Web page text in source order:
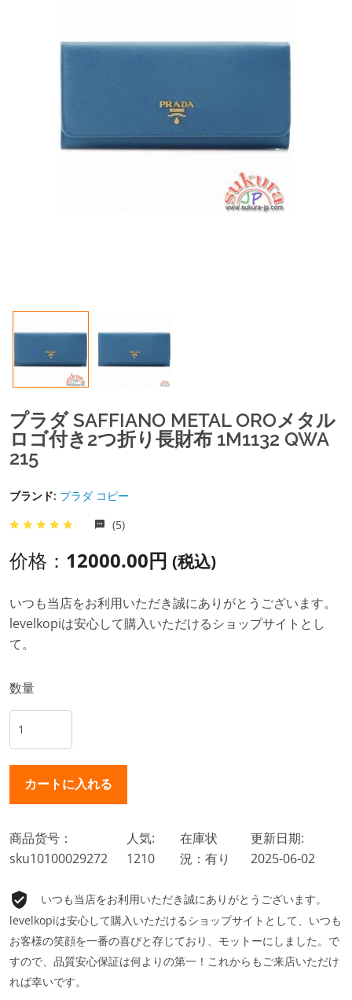
プラダ SAFFIANO METAL OROメタル
ロゴ付き2つ折り長財布 1M1132 QWA
215
ブランド: プラダ コピー
(5)
价格： 12000.00円 (税込)
いつも当店をお利用いただき誠にありがとうございます。
levelkopiは安心して購入いただけるショップサイトとし
て。
数量
商品货号：
sku10100029272
人気:
1210
在庫状
況：有り
更新日期:
2025-06-02
いつも当店をお利用いただき誠にありがとうございます。
levelkopiは安心して購入いただけるショップサイトとして、いつも
お客様の笑顔を一番の喜びと存じており、モットーにしました。で
すので、品質安心保証は何よりの第一！これからもご来店いただけ
れば幸いです。